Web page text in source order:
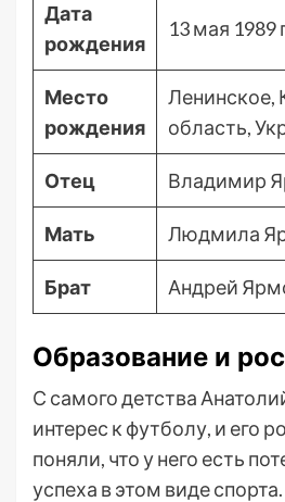
Дата
рождения
13 мая 1989
Место
рождения
Ленинское,
область,
Отец Владимир
Мать Людмила
Брат Андрей
Образование и
С самого детства
интерес к футболу, и его
поняли, что у него есть
успеха в этом виде